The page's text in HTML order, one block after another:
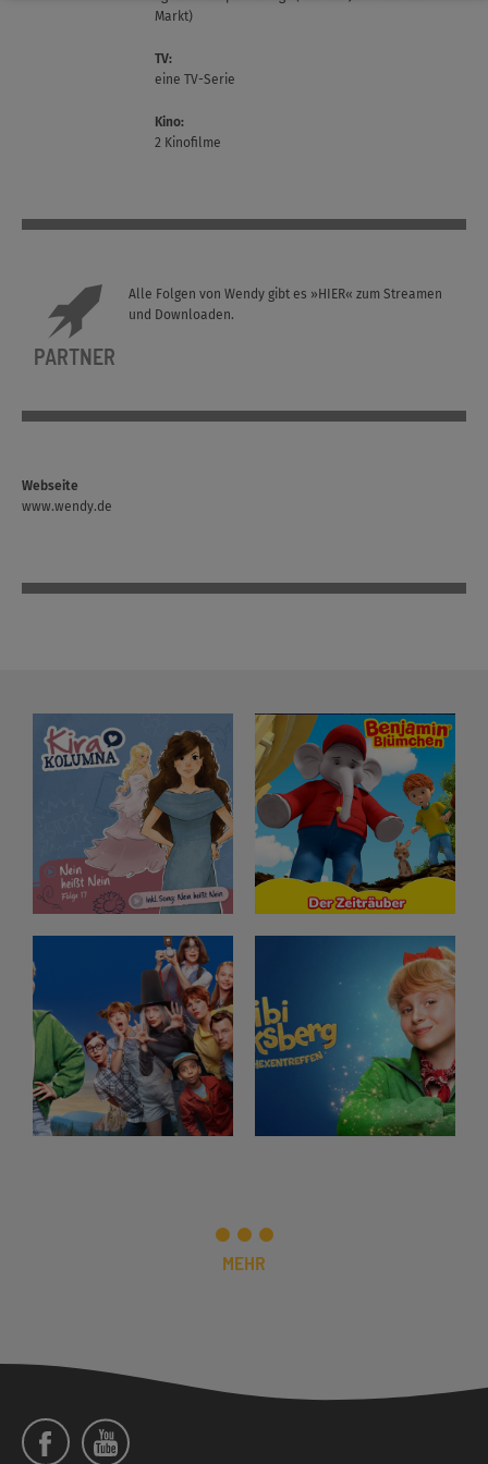
Markt)
TV:
eine TV-Serie
Kino:
2 Kinofilme
PARTNER
Alle Folgen von Wendy gibt es »HIER« zum Streamen
und Downloaden.
Webseite
www.wendy.de
MEHR
Social
Menü